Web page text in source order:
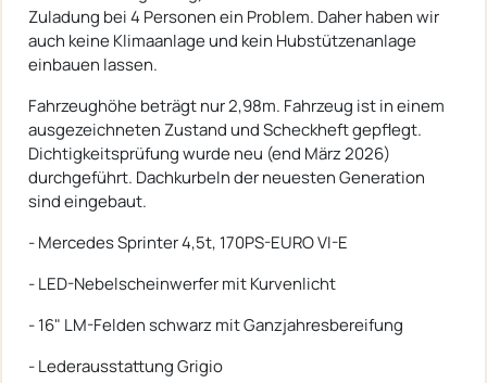
Zuladung bei 4 Personen ein Problem. Daher haben wir
auch keine Klimaanlage und kein Hubstützenanlage
einbauen lassen.
Fahrzeughöhe beträgt nur 2,98m. Fahrzeug ist in einem
ausgezeichneten Zustand und Scheckheft gepflegt.
Dichtigkeitsprüfung wurde neu (end März 2026)
durchgeführt. Dachkurbeln der neuesten Generation
sind eingebaut.
- Mercedes Sprinter 4,5t, 170PS-EURO VI-E
- LED-Nebelscheinwerfer mit Kurvenlicht
- 16" LM-Felden schwarz mit Ganzjahresbereifung
- Lederausstattung Grigio